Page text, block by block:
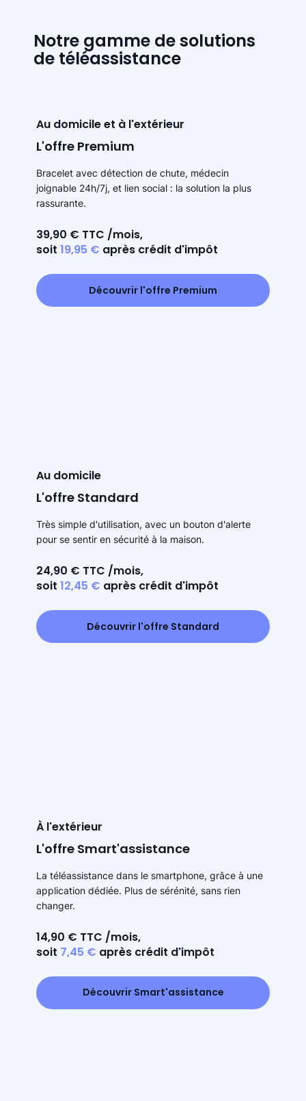
Notre gamme de solutions
de téléassistance
Au domicile et à l'extérieur
L'offre Premium
Bracelet avec détection de chute, médecin
joignable 24h/7j, et lien social : la solution la plus
rassurante.
39,90 € TTC /mois,
soit 19,95 € après crédit d'impôt
Découvrir l'offre Premium
Au domicile
L'offre Standard
Très simple d'utilisation, avec un bouton d'alerte
pour se sentir en sécurité à la maison.
24,90 € TTC /mois,
soit 12,45 € après crédit d'impôt
Découvrir l'offre Standard
À l'extérieur
L'offre Smart'assistance
La téléassistance dans le smartphone, grâce à une
application dédiée. Plus de sérénité, sans rien
changer.
14,90 € TTC /mois,
soit 7,45 € après crédit d'impôt
Découvrir Smart'assistance